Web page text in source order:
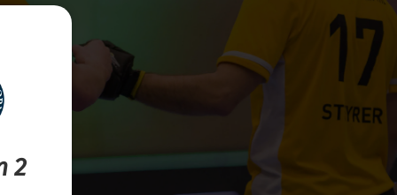
2